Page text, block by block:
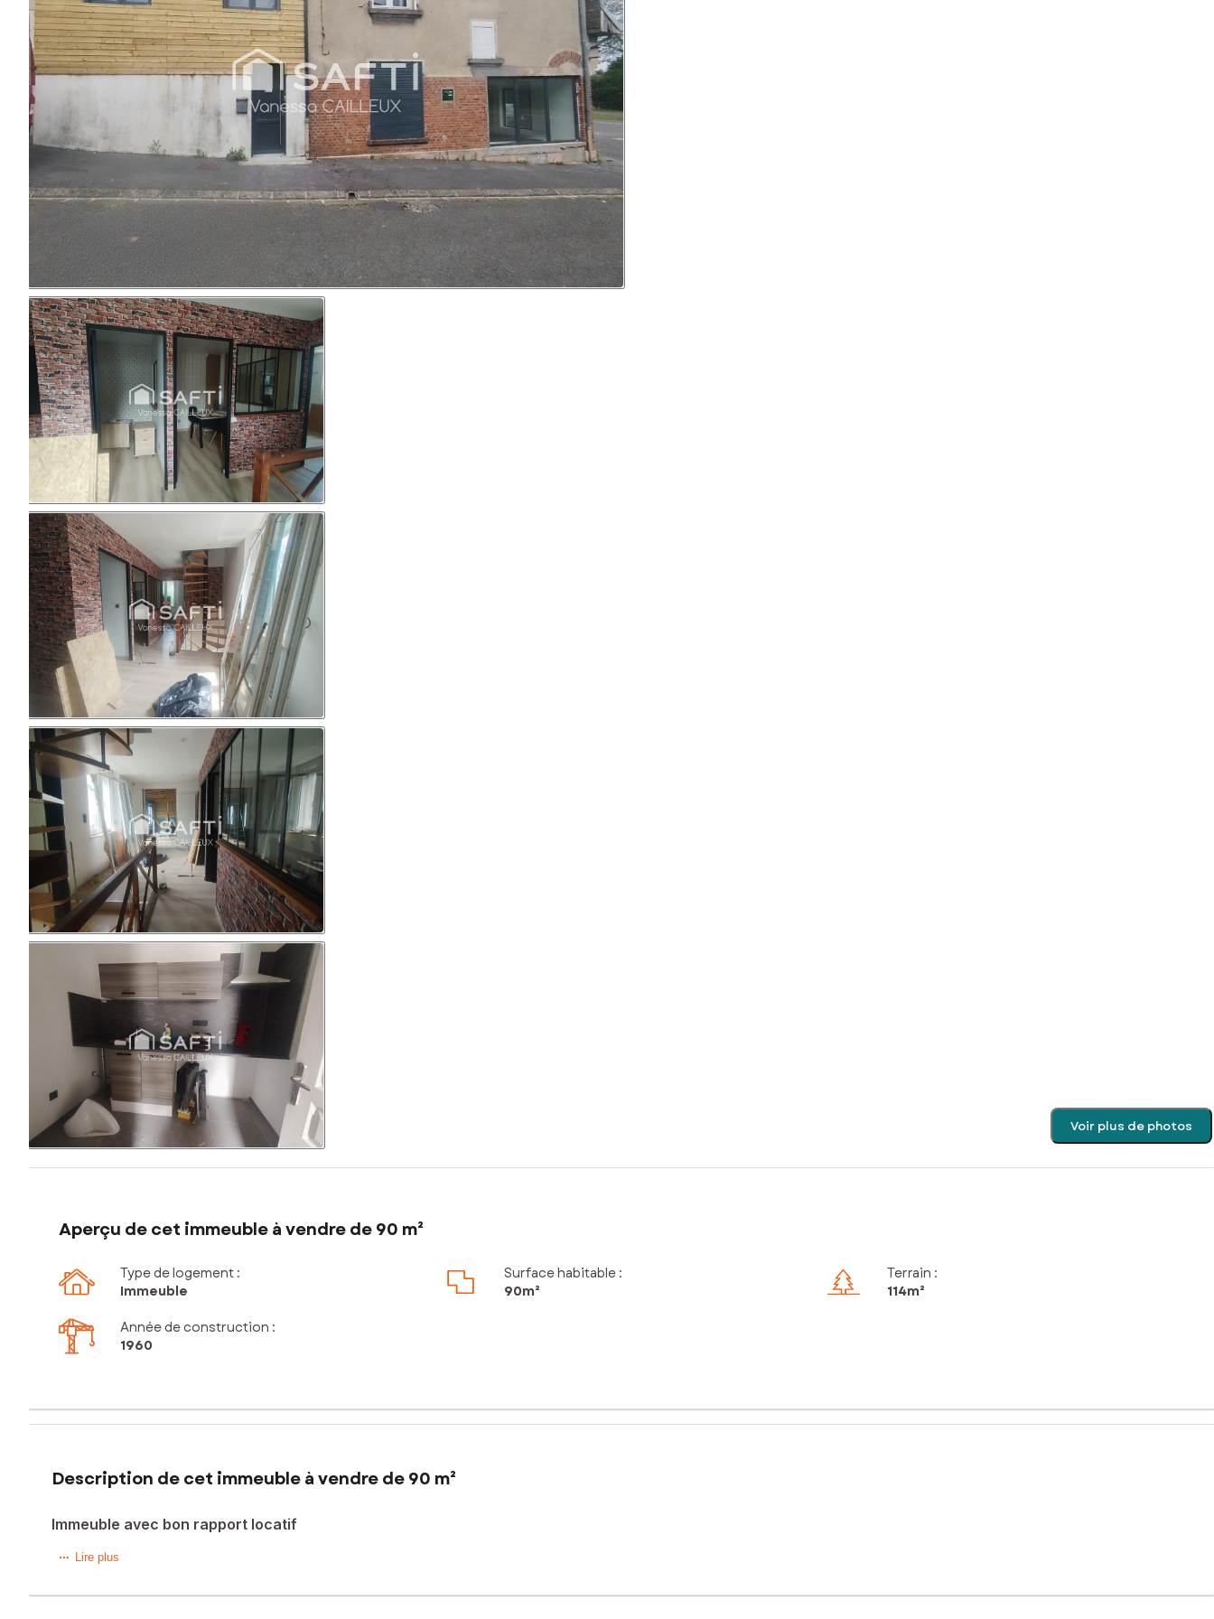
Voir plus de photos
Aperçu de cet immeuble à vendre de 90 m²
Type de logement :
Immeuble
Surface habitable :
90m²
Terrain :
114m²
Année de construction :
1960
Description de cet immeuble à vendre de 90 m²
Immeuble avec bon rapport locatif
? Emplacement privilégié à Saint-Quentin (02100) ?
Idéalement situé dans la charmante ville de Saint-Quentin, ce bien profite d’un emplacement d’exception. Entouré d’un riche patrimoine architectural et de nombreux espaces verts, ce
Lire plus